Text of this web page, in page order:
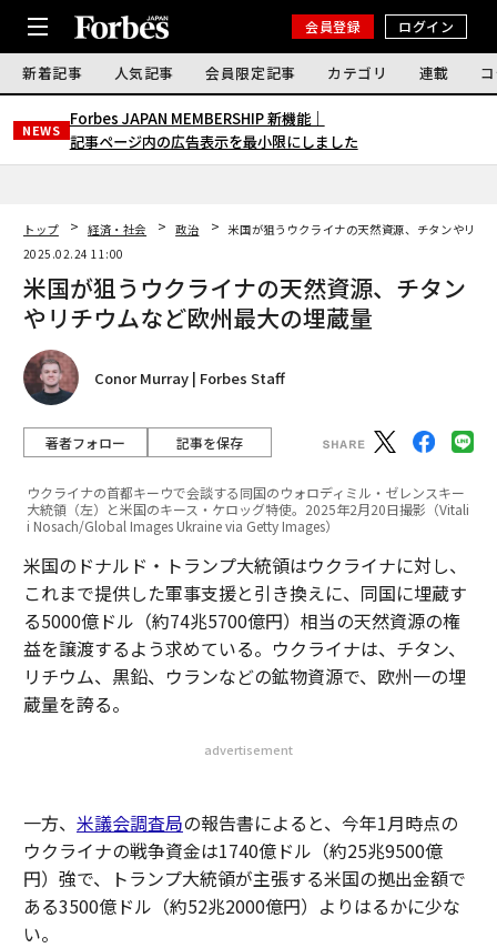
会員登録 ログイン
新着記事 人気記事 会員限定記事 カテゴリ 連載
NEWS
Forbes JAPAN MEMBERSHIP 新機能｜
記事ページ内の広告表示を最小限にしました
トップ 経済・社会 政治
米国が狙うウクライナの天然資源、チタンやリチ
2025.02.24 11:00
米国が狙うウクライナの天然資源、チタン
やリチウムなど欧州最大の埋蔵量
Conor Murray | Forbes Staff
著者フォロー 記事を保存
ウクライナの首都キーウで会談する同国のウォロディミル・ゼレンスキー
大統領（左）と米国のキース・ケロッグ特使。2025年2月20日撮影（Vitali
i Nosach/Global Images Ukraine via Getty Images）
米国のドナルド・トランプ大統領はウクライナに対し、
これまで提供した軍事支援と引き換えに、同国に埋蔵す
る5000億ドル（約74兆5700億円）相当の天然資源の権
益を譲渡するよう求めている。ウクライナは、チタン、
リチウム、黒鉛、ウランなどの鉱物資源で、欧州一の埋
蔵量を誇る。
advertisement
一方、 米議会調査局の報告書によると、今年1月時点の
ウクライナの戦争資金は1740億ドル（約25兆9500億
円）強で、トランプ大統領が主張する米国の拠出金額で
ある3500億ドル（約52兆2000億円）よりはるかに少な
い。